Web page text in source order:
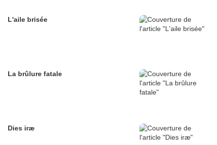
L'aile brisée
La brûlure fatale
Dies iræ